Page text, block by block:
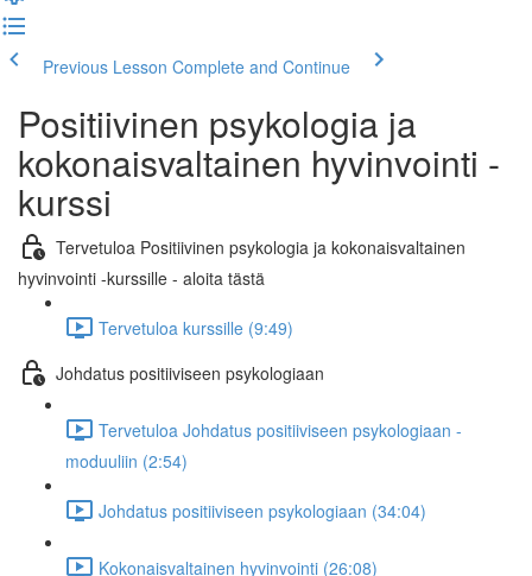
Previous Lesson Complete and Continue
Positiivinen psykologia ja
kokonaisvaltainen hyvinvointi -
kurssi
Tervetuloa Positiivinen psykologia ja kokonaisvaltainen
hyvinvointi -kurssille - aloita tästä
Tervetuloa kurssille (9:49)
Johdatus positiiviseen psykologiaan
Tervetuloa Johdatus positiiviseen psykologiaan -
moduuliin (2:54)
Johdatus positiiviseen psykologiaan (34:04)
Kokonaisvaltainen hyvinvointi (26:08)